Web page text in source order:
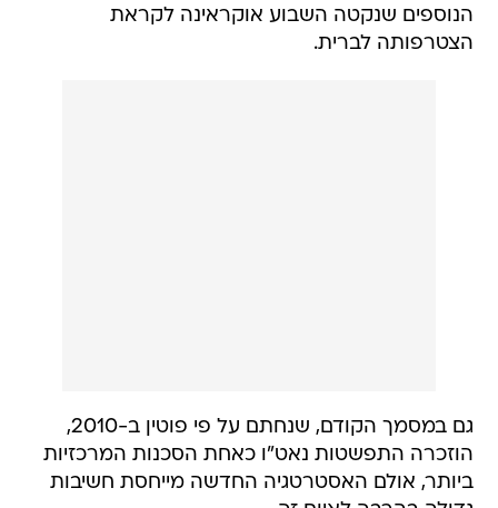
הנוספים שנקטה השבוע אוקראינה לקראת
הצטרפותה לברית.
גם במסמך הקודם, שנחתם על פי פוטין ב-2010,
הוזכרה התפשטות נאט"ו כאחת הסכנות המרכזיות
ביותר, אולם האסטרטגיה החדשה מייחסת חשיבות